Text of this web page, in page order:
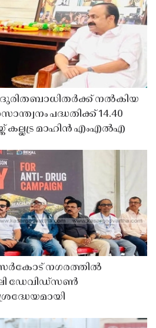
നൽകിയ
പദ്ധതിക്ക് 14.40
കല്ലട്ര മാഹിൻ എംഎൽഎ
നഗരത്തിൽ
ഡേവിഡ്‌സൺ